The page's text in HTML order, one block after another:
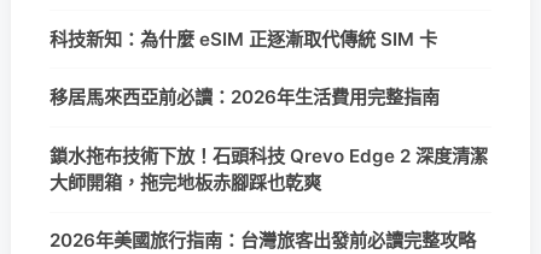
科技新知：為什麼 eSIM 正逐漸取代傳統 SIM 卡
移居馬來西亞前必讀：2026年生活費用完整指南
鎖水拖布技術下放！石頭科技 Qrevo Edge 2 深度清潔
大師開箱，拖完地板赤腳踩也乾爽
2026年美國旅行指南：台灣旅客出發前必讀完整攻略